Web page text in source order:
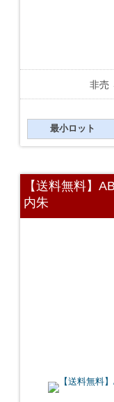
非売
最小ロット
【送料無料】
内朱